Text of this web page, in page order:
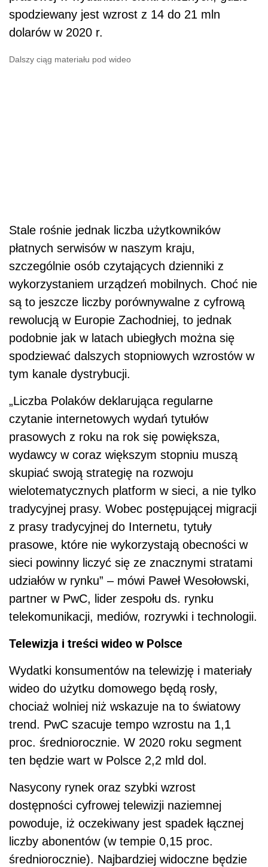
spodziewany jest wzrost z 14 do 21 mln
dolarów w 2020 r.
Dalszy ciąg materiału pod wideo
Stale rośnie jednak liczba użytkowników
płatnych serwisów w naszym kraju,
szczególnie osób czytających dzienniki z
wykorzystaniem urządzeń mobilnych. Choć nie
są to jeszcze liczby porównywalne z cyfrową
rewolucją w Europie Zachodniej, to jednak
podobnie jak w latach ubiegłych można się
spodziewać dalszych stopniowych wzrostów w
tym kanale dystrybucji.
„Liczba Polaków deklarująca regularne
czytanie internetowych wydań tytułów
prasowych z roku na rok się powiększa,
wydawcy w coraz większym stopniu muszą
skupiać swoją strategię na rozwoju
wielotematycznych platform w sieci, a nie tylko
tradycyjnej prasy. Wobec postępującej migracji
z prasy tradycyjnej do Internetu, tytuły
prasowe, które nie wykorzystają obecności w
sieci powinny liczyć się ze znacznymi stratami
udziałów w rynku” – mówi Paweł Wesołowski,
partner w PwC, lider zespołu ds. rynku
telekomunikacji, mediów, rozrywki i technologii.
Telewizja i treści wideo w Polsce
Wydatki konsumentów na telewizję i materiały
wideo do użytku domowego będą rosły,
chociaż wolniej niż wskazuje na to światowy
trend. PwC szacuje tempo wzrostu na 1,1
proc. średniorocznie. W 2020 roku segment
ten będzie wart w Polsce 2,2 mld dol.
Nasycony rynek oraz szybki wzrost
dostępności cyfrowej telewizji naziemnej
powoduje, iż oczekiwany jest spadek łącznej
liczby abonentów (w tempie 0,15 proc.
średniorocznie). Najbardziej widoczne będzie